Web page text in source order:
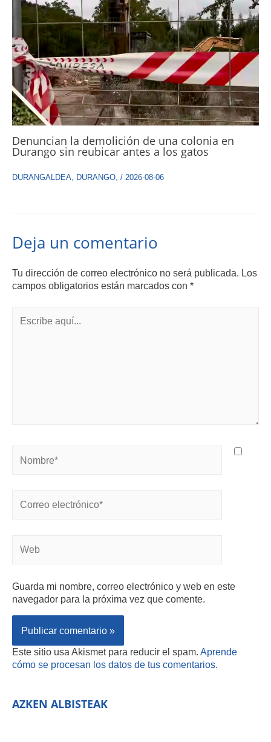
Denuncian la demolición de una colonia en
Durango sin reubicar antes a los gatos
DURANGALDEA DURANGO / 2026-08-06
Deja un comentario
Tu dirección de correo electrónico no será publicada. Los
campos obligatorios están marcados con *
Guarda mi nombre, correo electrónico y web en este
navegador para la próxima vez que comente.
Este sitio usa Akismet para reducir el spam. Aprende
cómo se procesan los datos de tus comentarios.
AZKEN ALBISTEAK